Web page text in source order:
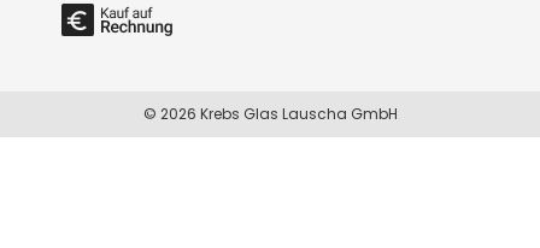
© 2026 Krebs Glas Lauscha GmbH